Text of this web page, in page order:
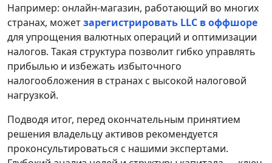
Например: онлайн-магазин, работающий во многих
странах, можетзарегистрировать LLC в оффшоре
для упрощения валютных операций и оптимизации
налогов. Такая структура позволит гибко управлять
прибылью и избежать избыточного
налогообложения в странах с высокой налоговой
нагрузкой.
Подводя итог, перед окончательным принятием
решения владельцу активов рекомендуется
проконсультироваться с нашими экспертами.